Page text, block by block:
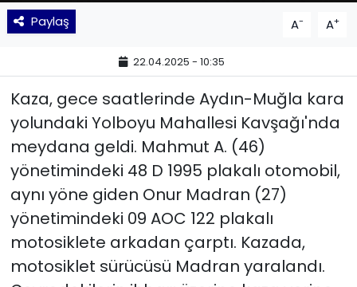
Paylaş A- A+
22.04.2025 - 10:35
Kaza, gece saatlerinde Aydın-Muğla kara
yolundaki Yolboyu Mahallesi Kavşağı'nda
meydana geldi. Mahmut A. (46)
yönetimindeki 48 D 1995 plakalı otomobil,
aynı yöne giden Onur Madran (27)
yönetimindeki 09 AOC 122 plakalı
motosiklete arkadan çarptı. Kazada,
motosiklet sürücüsü Madran yaralandı.
SAĞLIK
SPOR
TEKNOLOJİ
Yaşam
YEREL POLİTİKA
YEREL YÖNETİMLER